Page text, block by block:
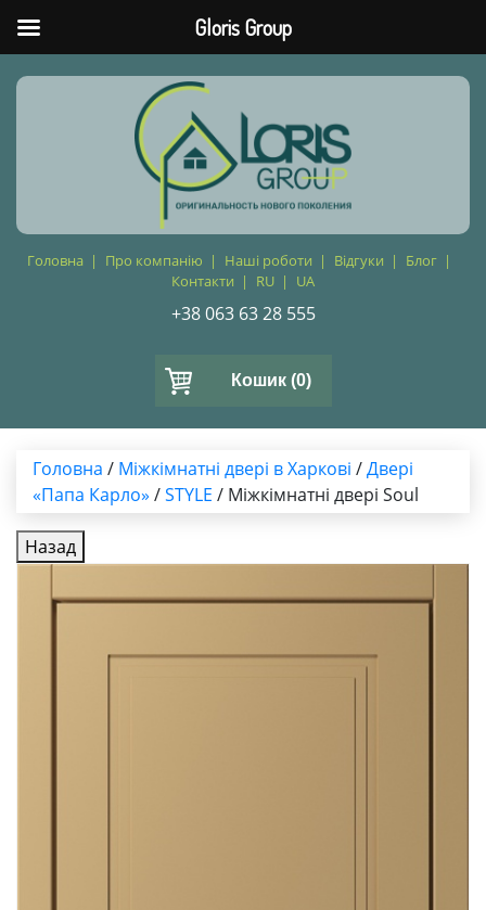
Головна Про компанію Наші роботи Відгуки
Блог
Контакти
RU UA
+38 063 63 28 555
Кошик (0)
Головна / Міжкімнатні двері в Харкові /Двері
«Папа Карло» /STYLE / Міжкімнатні двері Soul
Назад
Gloris Group